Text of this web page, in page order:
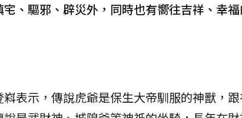
、驅邪、辟災外，同時也有嚮往吉祥、幸
表示，傳說虎爺是保生大帝馴服的神獸，